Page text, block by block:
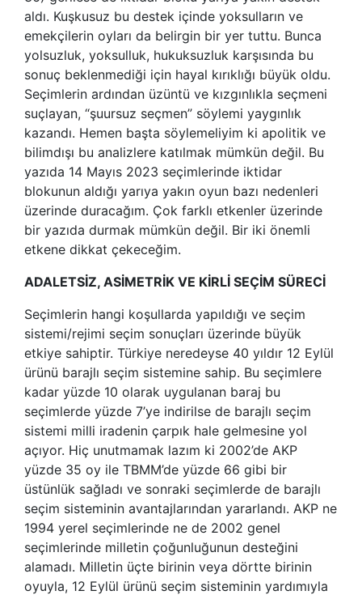
aldı. Kuşkusuz bu destek içinde yoksulların ve
emekçilerin oyları da belirgin bir yer tuttu. Bunca
yolsuzluk, yoksulluk, hukuksuzluk karşısında bu
sonuç beklenmediği için hayal kırıklığı büyük oldu.
Seçimlerin ardından üzüntü ve kızgınlıkla seçmeni
suçlayan, “şuursuz seçmen” söylemi yaygınlık
kazandı. Hemen başta söylemeliyim ki apolitik ve
bilimdışı bu analizlere katılmak mümkün değil. Bu
yazıda 14 Mayıs 2023 seçimlerinde iktidar
blokunun aldığı yarıya yakın oyun bazı nedenleri
üzerinde duracağım. Çok farklı etkenler üzerinde
bir yazıda durmak mümkün değil. Bir iki önemli
etkene dikkat çekeceğim.
ADALETSİZ, ASİMETRİK VE KİRLİ SEÇİM SÜRECİ
Seçimlerin hangi koşullarda yapıldığı ve seçim
sistemi/rejimi seçim sonuçları üzerinde büyük
etkiye sahiptir. Türkiye neredeyse 40 yıldır 12 Eylül
ürünü barajlı seçim sistemine sahip. Bu seçimlere
kadar yüzde 10 olarak uygulanan baraj bu
seçimlerde yüzde 7’ye indirilse de barajlı seçim
sistemi milli iradenin çarpık hale gelmesine yol
açıyor. Hiç unutmamak lazım ki 2002’de AKP
yüzde 35 oy ile TBMM’de yüzde 66 gibi bir
üstünlük sağladı ve sonraki seçimlerde de barajlı
seçim sisteminin avantajlarından yararlandı. AKP ne
1994 yerel seçimlerinde ne de 2002 genel
seçimlerinde milletin çoğunluğunun desteğini
alamadı. Milletin üçte birinin veya dörtte birinin
oyuyla, 12 Eylül ürünü seçim sisteminin yardımıyla